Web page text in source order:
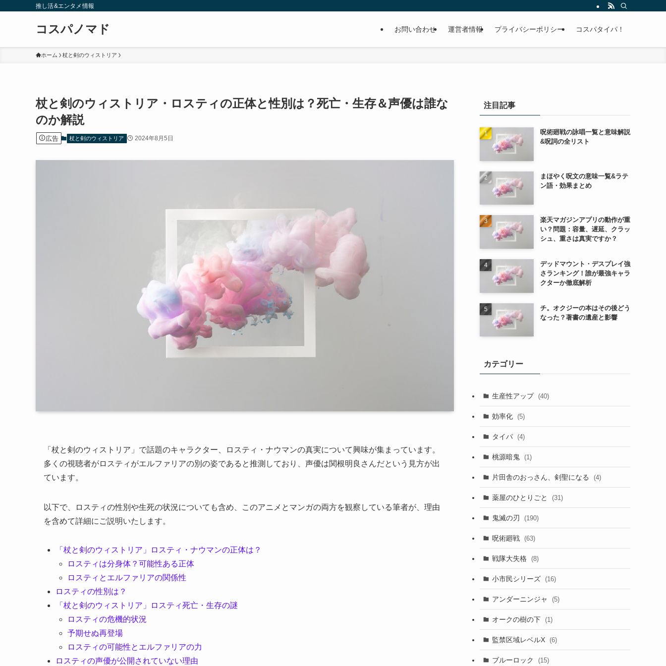
推し活&エンタメ情報
コスパノマド お問い合わせ 運営者情報 プライバシーポリシー コスパタイパ！
ホーム 杖と剣のウィストリア
杖と剣のウィストリア・ロスティの正体と性別は？死亡・生存＆声優は誰な
のか解説
広告 杖と剣のウィストリア 2024年8月5日
「杖と剣のウィストリア」で話題のキャラクター、ロスティ・ナウマンの真実について興味が集まっています。
多くの視聴者がロスティがエルファリアの別の姿であると推測しており、声優は関根明良さんだという見方が出
ています。
以下で、ロスティの性別や生死の状況についても含め、このアニメとマンガの両方を観察している筆者が、理由
を含めて詳細にご説明いたします。
「杖と剣のウィストリア」ロスティ・ナウマンの正体は？
ロスティは分身体？可能性ある正体
ロスティとエルファリアの関係性
ロスティの性別は？
「杖と剣のウィストリア」ロスティ死亡・生存の謎
ロスティの危機的状況
予期せぬ再登場
ロスティの可能性とエルファリアの力
ロスティの声優が公開されていない理由
注目記事
呪術廻戦の詠唱一覧と意味解説
&呪詞の全リスト
まほやく呪文の意味一覧&ラテ
ン語・効果まとめ
楽天マガジンアプリの動作が重
い？問題：容量、遅延、クラッ
シュ、重さは真実ですか？
デッドマウント・デスプレイ強
さランキング！誰が最強キャラ
クターか徹底解析
チ。オクジーの本はその後どう
なった？著書の遺産と影響
カテゴリー
生産性アップ (40)
効率化 (5)
タイパ (4)
桃源暗鬼 (1)
片田舎のおっさん、剣聖になる (4)
薬屋のひとりごと (31)
鬼滅の刃 (190)
呪術廻戦 (63)
戦隊大失格 (8)
小市民シリーズ (16)
アンダーニンジャ (5)
オークの樹の下 (1)
監禁区域レベルX (6)
ブルーロック (15)